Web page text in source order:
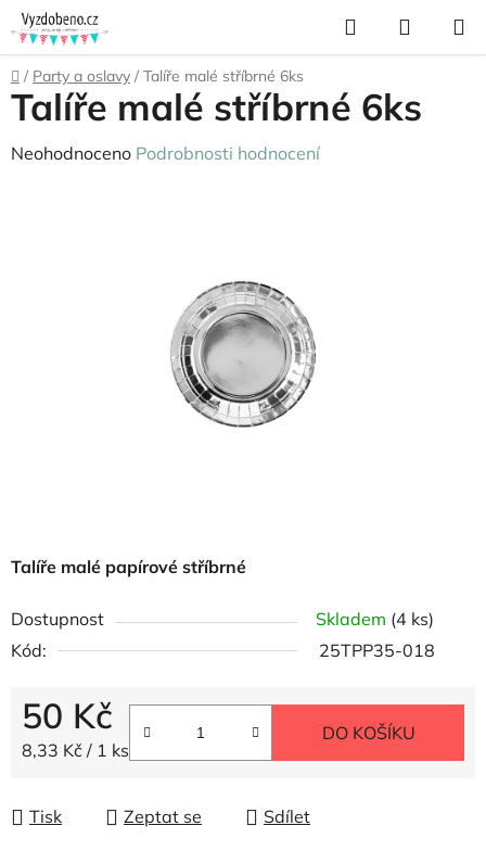
Přejít
na
obsah
Hledat
KOŠÍK
Domů
/ Party a oslavy / Talíře malé stříbrné 6ks
Talíře malé papírové stříbrné
Dostupnost Skladem (4 ks)
Kód:
25TPP35-018
50 Kč
Měrná cena:
8,33 Kč / 1 ks
DO KOŠÍKU
Tisk Zeptat se Sdílet
Talíře malé stříbrné 6ks
Průměrné
Neohodnoceno Podrobnosti hodnocení